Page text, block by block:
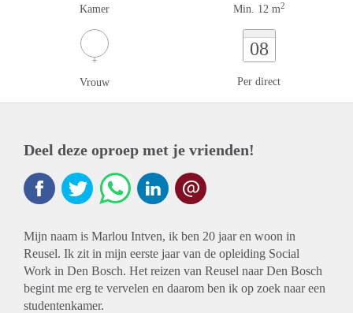
Kamer Min. 12 m2
Vrouw
08
Per direct
Deel deze oproep met je vrienden!
Mijn naam is Marlou Intven, ik ben 20 jaar en woon in
Reusel. Ik zit in mijn eerste jaar van de opleiding Social
Work in Den Bosch. Het reizen van Reusel naar Den Bosch
begint me erg te vervelen en daarom ben ik op zoek naar een
studentenkamer.